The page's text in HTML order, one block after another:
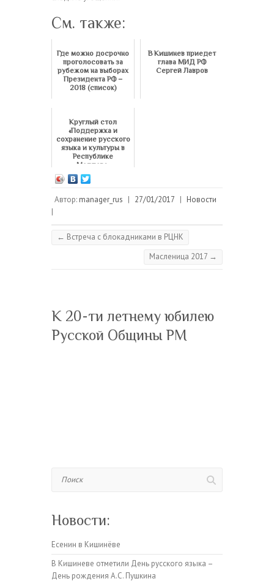
См. также:
Где можно досрочно
проголосовать за
рубежом на выборах
Президента РФ –
2018 (список)
В Кишинев приедет
глава МИД РФ
Сергей Лавров
Круглый стол
«Поддержка и
сохранение русского
языка и культуры в
Республике
Молдова»
Автор: manager_rus | 27/01/2017 | Новости
|
← Встреча с блокадниками в РЦНК
Масленица 2017 →
К 20-ти летнему юбилею
Русской Общины РМ
Новости:
Есенин в Кишинёве
В Кишиневе отметили День русского языка –
День рождения А.С. Пушкина